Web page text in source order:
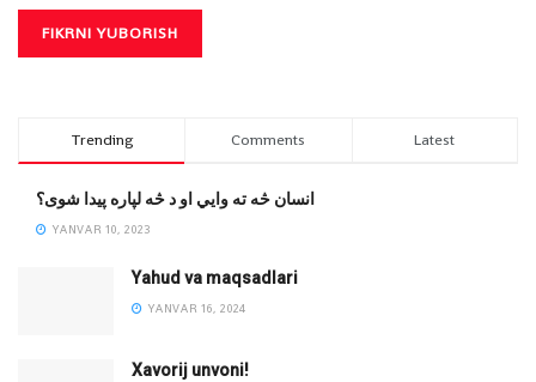
Trending Comments Latest
انسان څه ته وایي او د څه لپاره پیدا شوی؟
YANVAR 10, 2023
Yahud va maqsadlari
YANVAR 16, 2024
Xavorij unvoni!